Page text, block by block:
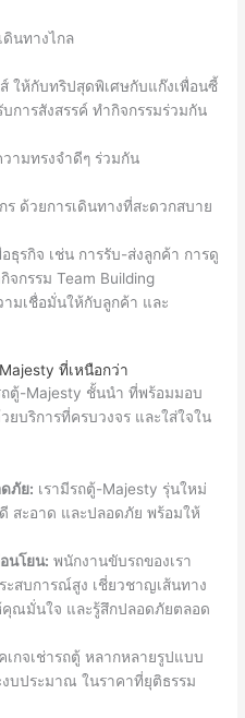
นทางไกล
ให้กับทริปสุดพิเศษกับแก๊งเพื่อนซี้
การสังสรรค์ ทำกิจกรรมร่วมกัน
ามทรงจำดีๆ ร่วมกัน
ด้วยการเดินทางที่สะดวกสบาย
ธุรกิจ เช่น การรับ-ส่งลูกค้า การดู
จกรรม Team Building
มเชื่อมั่นให้กับลูกค้า และ
ที่เหนือกว่า
ถตู้-Majesty ชั้นนำ ที่พร้อมมอบ
บริการที่ครบวงจร และใส่ใจใน
ภัย: เรามีรถตู้-Majesty รุ่นใหม่
สะอาด และปลอดภัย พร้อมให้
นโยน: พนักงานขับรถของเรา
ะสบการณ์สูง เชี่ยวชาญเส้นทาง
คุณมั่นใจ และรู้สึกปลอดภัยตลอด
เกจเช่ารถตู้ หลากหลายรูปแบบ
บประมาณ ในราคาที่ยุติธรรม